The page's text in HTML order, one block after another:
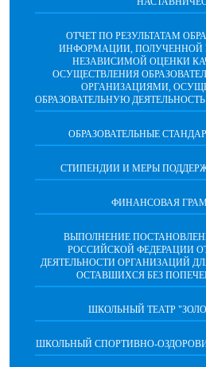
ОТЧЕТ ПО РЕЗУЛЬТАТАМ
ИНФОРМАЦИИ, ПОЛУЧЕННОЙ
НЕЗАВИСИМОЙ ОЦЕНКИ
ОСУЩЕСТВЛЕНИЯ
ОРГАНИЗАЦИЯМИ,
ОБРАЗОВАТЕЛЬНУЮ
ОБРАЗОВАТЕЛЬНЫЕ
СТИПЕНДИИ И МЕРЫ
ФИНАНСОВАЯ
ВЫПОЛНЕНИЕ
РОССИЙСКОЙ ФЕДЕРАЦИИ ОТ
ДЕЯТЕЛЬНОСТИ ОРГАНИЗАЦИЙ
ОСТАВШИХСЯ БЕЗ
ШКОЛЬНЫЙ ТЕАТР
ШКОЛЬНЫЙ СПОРТИВНО-